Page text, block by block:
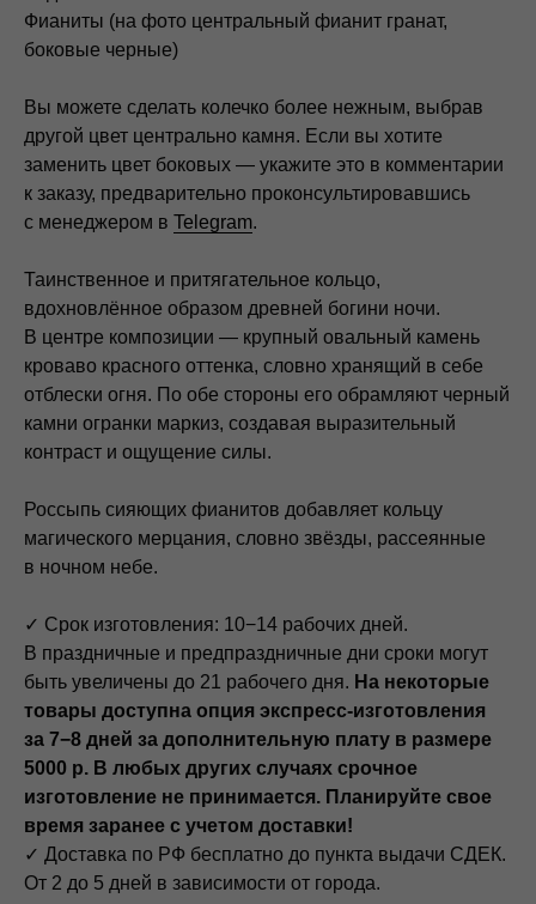
Фианиты (на фото центральный фианит гранат,
боковые черные)
Вы можете сделать колечко более нежным, выбрав
другой цвет центрально камня. Если вы хотите
заменить цвет боковых — укажите это в комментарии
к заказу, предварительно проконсультировавшись
с менеджером в Telegram.
Таинственное и притягательное кольцо,
вдохновлённое образом древней богини ночи.
В центре композиции — крупный овальный камень
кроваво красного оттенка, словно хранящий в себе
отблески огня. По обе стороны его обрамляют черный
камни огранки маркиз, создавая выразительный
контраст и ощущение силы.
Россыпь сияющих фианитов добавляет кольцу
магического мерцания, словно звёзды, рассеянные
в ночном небе.
✓ Срок изготовления: 10−14 рабочих дней.
В праздничные и предпраздничные дни сроки могут
быть увеличены до 21 рабочего дня. На некоторые
товары доступна опция экспресс-изготовления
за 7−8 дней за дополнительную плату в размере
5000 р. В любых других случаях срочное
изготовление не принимается. Планируйте свое
время заранее с учетом доставки!
✓ Доставка по РФ бесплатно до пункта выдачи СДЕК.
От 2 до 5 дней в зависимости от города.